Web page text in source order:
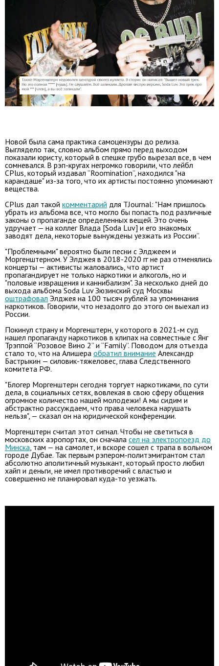
Новой была сама практика самоцензуры до релиза.
Выглядело так, словно альбом прямо перед выходом
показали юристу, который в спешке грубо вырезал все, в чем
сомневался. В рэп-кругах негромко говорили, что лейбл
CPlus, который издавал “Roomination”, находился "на
карандаше" из-за того, что их артисты постоянно упоминают
вещества.
CPlus дал такой комментарий для TJournal: "Нам пришлось
убрать из альбома все, что могло бы попасть под различные
законы о пропаганде определенных вещей. Это очень
удручает — на коллег Влада [Soda Luv] и его знакомых
заводят дела, некоторые вынуждены уезжать из России”.
"Проблемными" вероятно были песни с Элджеем и
Моргенштерном. У Элджея в 2018-2020 гг не раз отменялись
концерты — активисты жаловались, что артист
пропагандирует не только наркотики и алкоголь, но и
"половые извращения и каннибализм". За несколько дней до
выхода альбома Soda Luv Зюзинский суд Москвы
оштрафовал Элджея на 100 тысяч рублей за упоминания
наркотиков. Говорили, что незадолго до этого он выехал из
России.
Покинул страну и Моргенштерн, у которого в 2021-м суд
нашел пропаганду наркотиков в клипах на совместные с Янг
Трэппой “Розовое Вино 2” и “Family”. Поводом для отъезда
стало то, что на Алишера обратил внимание Александр
Бастрыкин — силовик-тяжеловес, глава Следственного
комитета РФ.
"Блогер Моргенштерн сегодня торгует наркотиками, по сути
дела, в социальных сетях, вовлекая в свою сферу общения
огромное количество нашей молодежи! А мы сидим и
абстрактно рассуждаем, что права человека нарушать
нельзя", — сказал он на юридической конференции.
Моргенштерн считал этот сигнал. Чтобы не светиться в
московских аэропортах, он сначала сел на электропоезд до
Минска, там — на самолет, и вскоре сошел с трапа в вольном
городе Дубае. Так первым рэпером-политэмигрантом стал
абсолютно аполитичный музыкант, который просто любил
хайп и деньги, не имел противоречий с властью и
совершенно не планировал куда-то уезжать.